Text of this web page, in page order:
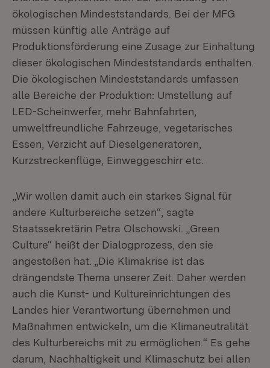
ökologischen Mindeststandards. Bei der MFG
müssen künftig alle Anträge auf
Produktionsförderung eine Zusage zur Einhaltung
dieser ökologischen Mindeststandards enthalten.
Die ökologischen Mindeststandards umfassen
alle Bereiche der Produktion: Umstellung auf
LED-Scheinwerfer, mehr Bahnfahrten,
umweltfreundliche Fahrzeuge, vegetarisches
Essen, Verzicht auf Dieselgeneratoren,
Kurzstreckenflüge, Einweggeschirr etc.
„Wir wollen damit auch ein starkes Signal für
andere Kulturbereiche setzen“, sagte
Staatssekretärin Petra Olschowski. „Green
Culture“ heißt der Dialogprozess, den sie
angestoßen hat. „Die Klimakrise ist das
drängendste Thema unserer Zeit. Daher werden
auch die Kunst- und Kultureinrichtungen des
Landes hier Verantwortung übernehmen und
Maßnahmen entwickeln, um die Klimaneutralität
des Kulturbereichs mit zu ermöglichen.“ Es gehe
darum, Nachhaltigkeit und Klimaschutz bei allen